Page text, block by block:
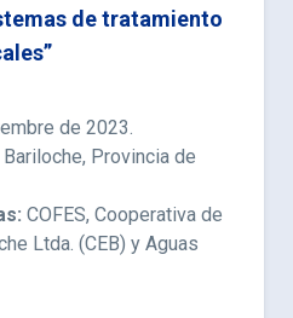
de tratamiento
de 2023.
Provincia de
COFES, Cooperativa de
Ltda. (CEB) y Aguas